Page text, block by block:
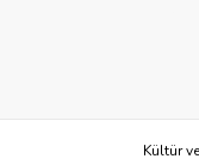
Kültür